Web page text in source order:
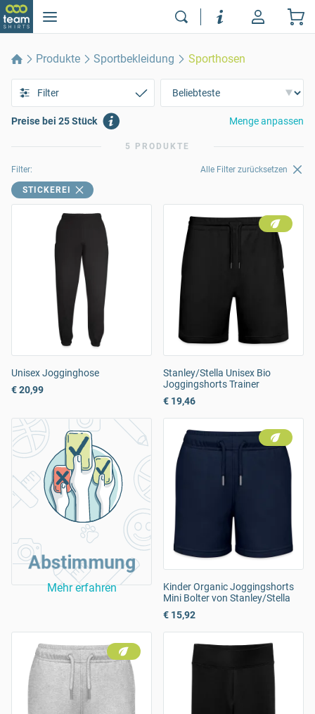
Produkte Sportbekleidung Sporthosen
Filter
Preise bei 25 Stück Menge anpassen
5 PRODUKTE
Filter: Alle Filter zurücksetzen
STICKEREI
Unisex Jogginghose
€ 20,99
Stanley/Stella Unisex Bio
Joggingshorts Trainer
€ 19,46
Abstimmung
Mehr erfahren
Kinder Organic Joggingshorts
Mini Bolter von Stanley/Stella
€ 15,92